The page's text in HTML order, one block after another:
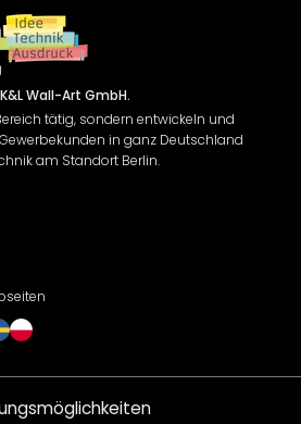
CE-Zeichen
Wall-Art GmbH.
tätig, sondern entwickeln und
in ganz Deutschland
am Standort Berlin.